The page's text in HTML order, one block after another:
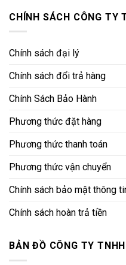
CHÍNH SÁCH CÔNG TY
Chính sách đại lý
Chính sách đổi trả hàng
Chính Sách Bảo Hành
Phương thức đặt hàng
Phương thức thanh toán
Phương thức vận chuyển
Chính sách bảo mật thông
Chính sách hoàn trả tiền
BẢN ĐỒ CÔNG TY